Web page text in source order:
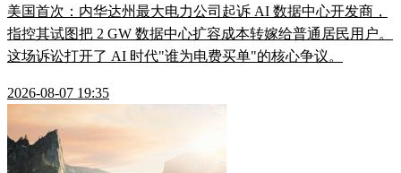
美国首次：内华达州最大电力公司起诉 AI 数据中心开发商，
指控其试图把 2 GW 数据中心扩容成本转嫁给普通居民用户。
这场诉讼打开了 AI 时代"谁为电费买单"的核心争议。
2026-08-07 19:35